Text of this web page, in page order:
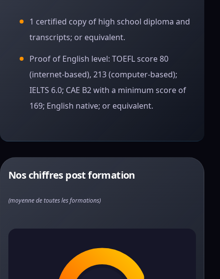
1 certified copy of high school diploma and
transcripts; or equivalent.
Proof of English level: TOEFL score 80
(internet-based), 213 (computer-based);
IELTS 6.0; CAE B2 with a minimum score of
169; English native; or equivalent.
Nos chiffres post formation
(moyenne de toutes les formations)